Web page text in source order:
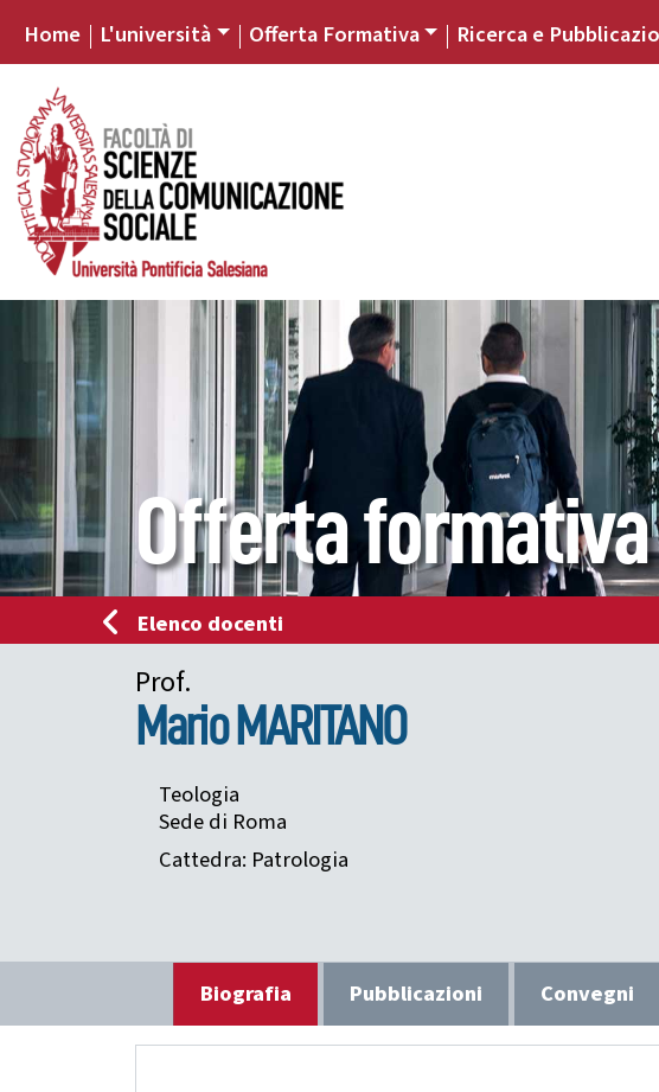
Home L'università Offerta Formativa Ricerca e
Offerta formativa
Elenco docenti
Prof.
Mario MARITANO
Teologia
Sede di Roma
Cattedra: Patrologia
Biografia Pubblicazioni Convegni